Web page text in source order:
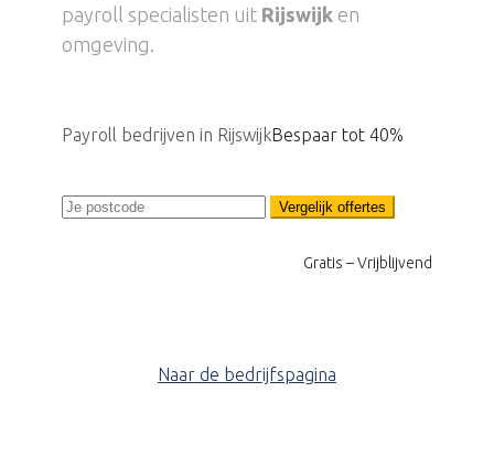
payroll specialisten uit Rijswijk en
omgeving.
Payroll bedrijven in RijswijkBespaar tot 40%
Vergelijk offertes
Gratis – Vrijblijvend
Naar de bedrijfspagina